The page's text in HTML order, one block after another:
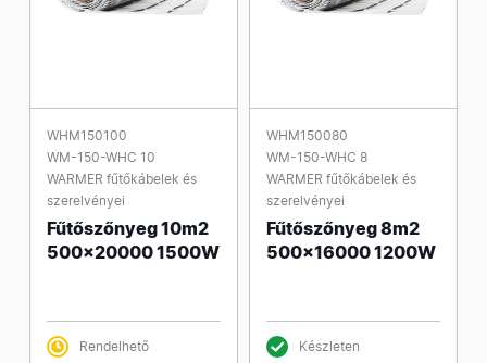
WHM150100
WM-150-WHC 10
WARMER fűtőkábelek és
szerelvényei
Fűtőszőnyeg 10m2
500x20000 1500W
Rendelhető
WHM150080
WM-150-WHC 8
WARMER fűtőkábelek és
szerelvényei
Fűtőszőnyeg 8m2
500x16000 1200W
Készleten